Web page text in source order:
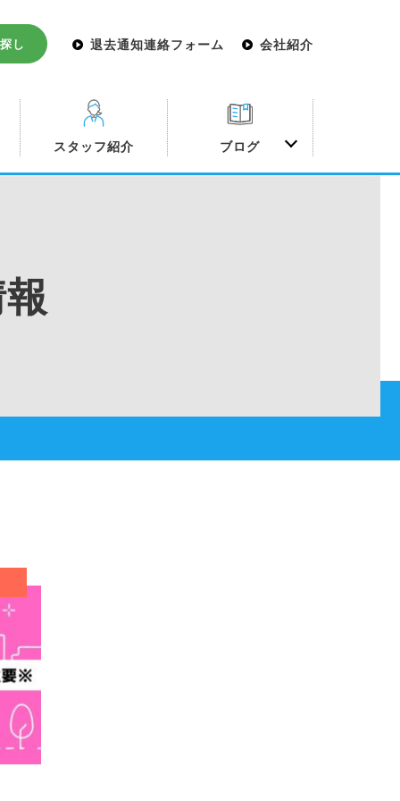
し 退去通知連絡フォーム 会社紹介
スタッフ紹介 ブログ